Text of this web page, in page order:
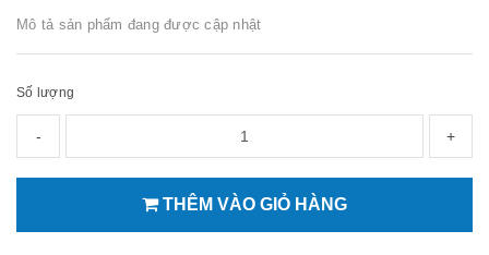
Mô tả sản phẩm đang được cập nhật
Số lượng
- +
THÊM VÀO GIỎ HÀNG